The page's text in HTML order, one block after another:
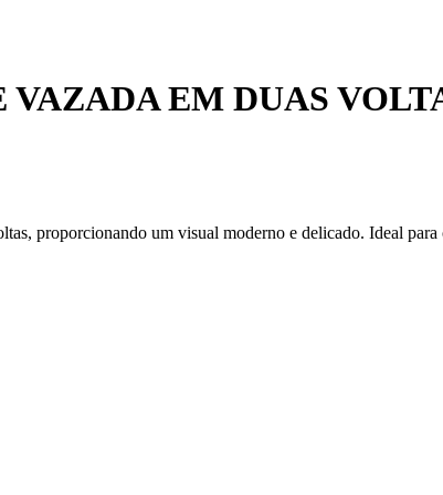
EM DUAS
proporcionando um visual moderno e delicado. Ideal